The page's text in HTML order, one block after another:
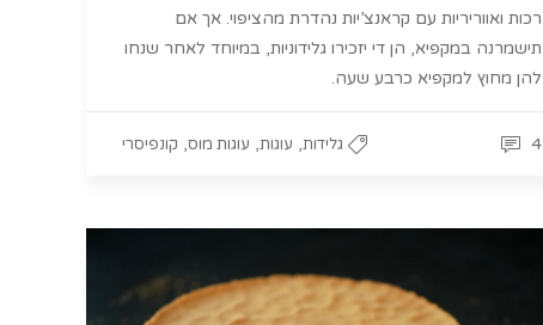
רכות ואווריריות עם קראנצ’יות נהדרת מהציפוי. אך אם
תישמרנה במקפיא, הן די יזכירו גלידוניות, במיוחד לאחר שנחו
להן מחוץ למקפיא כרבע שעה.
גלידות, עוגות, עוגות מוס, קונפיסרי 4